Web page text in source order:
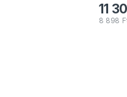
11
8 898